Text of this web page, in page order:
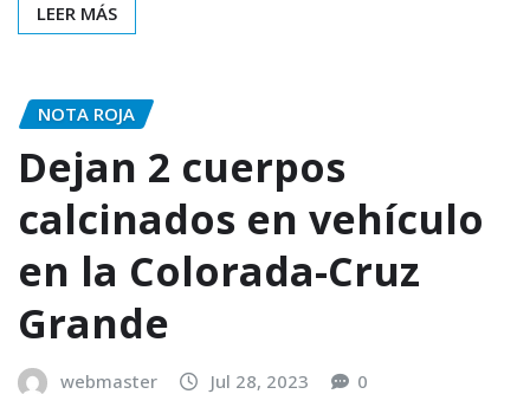
LEER MÁS
NOTA ROJA
Dejan 2 cuerpos
calcinados en vehículo
en la Colorada-Cruz
Grande
webmaster Jul 28, 2023 0